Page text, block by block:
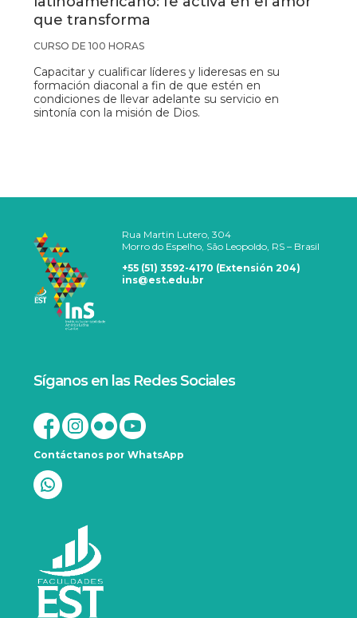
que transforma
CURSO DE 100 HORAS
Capacitar y cualificar líderes y lideresas en su
formación diaconal a fin de que estén en
condiciones de llevar adelante su servicio en
sintonía con la misión de Dios.
Rua Martin Lutero, 304
Morro do Espelho, São Leopoldo, RS – Brasil
+55 (51) 3592-4170 (Extensión 204)
ins@est.edu.br
Síganos en las Redes Sociales
Contáctanos por WhatsApp